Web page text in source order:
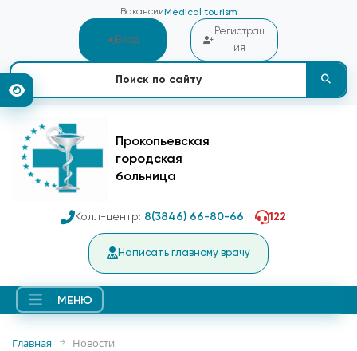
Вакансии Medical tourism
Вход
Регистрац
ия
Прокопьевская
городская
больница
Колл-центр: 8(3846) 66-80-66 122
Написать главному врачу
МЕНЮ
Главная Новости